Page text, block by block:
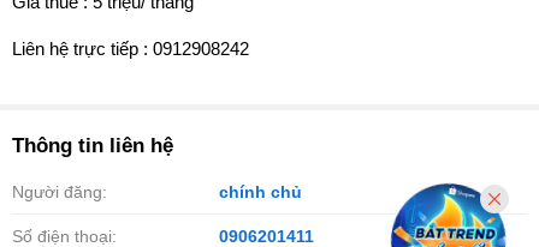
Liên hệ trực tiếp : 0912908242
Thông tin liên hệ
Người đăng: chính chủ
Số điện thoại: 0906201411